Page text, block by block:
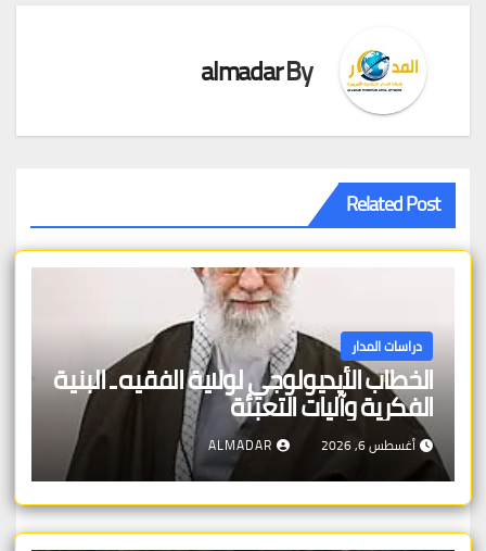
By
almadar
Related Post
دراسات المدار
الخطاب الأيديولوجي لولاية الفقيه ـ البنية
الفكرية وآليات التعبئة
أغسطس 6, 2026 ALMADAR